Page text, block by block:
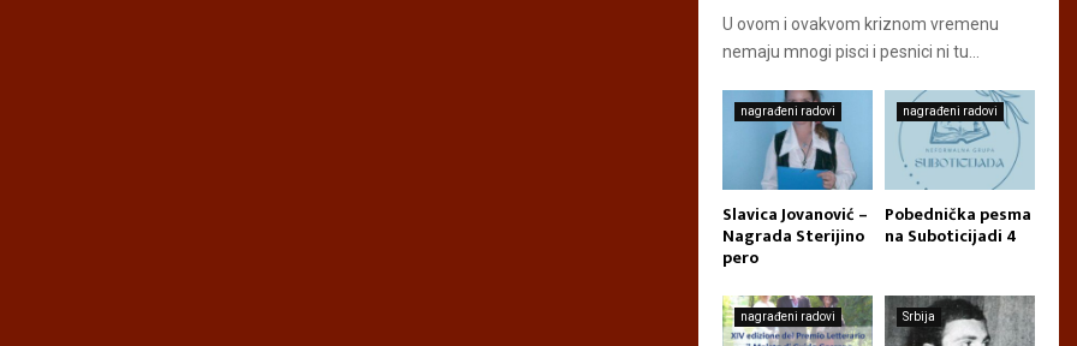
U ovom i ovakvom kriznom vremenu
nemaju mnogi pisci i pesnici ni tu...
nagrađeni radovi
Slavica Jovanović –
Nagrada Sterijino
pero
nagrađeni radovi
Pobednička pesma
na Suboticijadi 4
nagrađeni radovi Srbija